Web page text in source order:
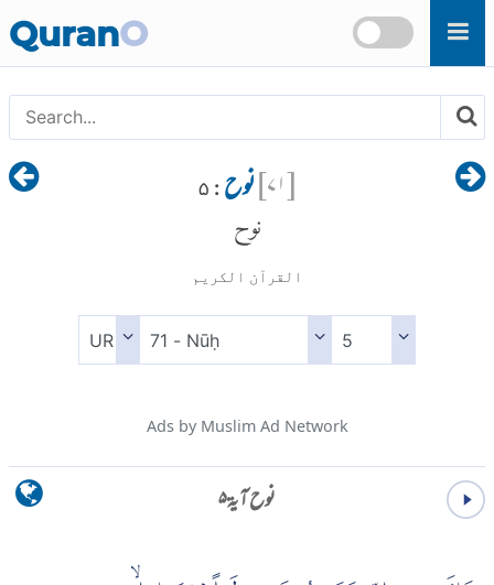
Skip to main content
QuranO
[۷۱]نوح : ۵
نوح
القرآن الكريم
Ads by Muslim Ad Network
نوح آية ۵